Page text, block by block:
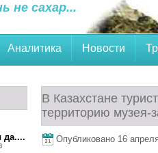
не сахар...
Аналитика Новости
В Казахстане
территорию музея-
Опубликовано 16
да....